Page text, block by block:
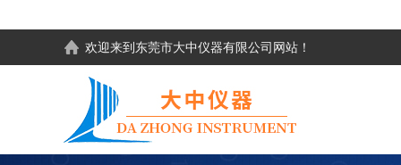
欢迎来到东莞市大中仪器有限公司网站！